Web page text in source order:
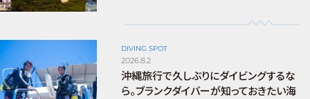
DIVING SPOT
2026.8.2
沖縄旅行で久しぶりにダイビングするな
ら。ブランクダイバーが知っておきたい海